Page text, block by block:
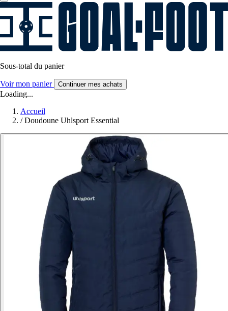
Sous-total du panier
Voir mon panier Continuer mes achats
Loading...
Accueil
/ Doudoune Uhlsport Essential